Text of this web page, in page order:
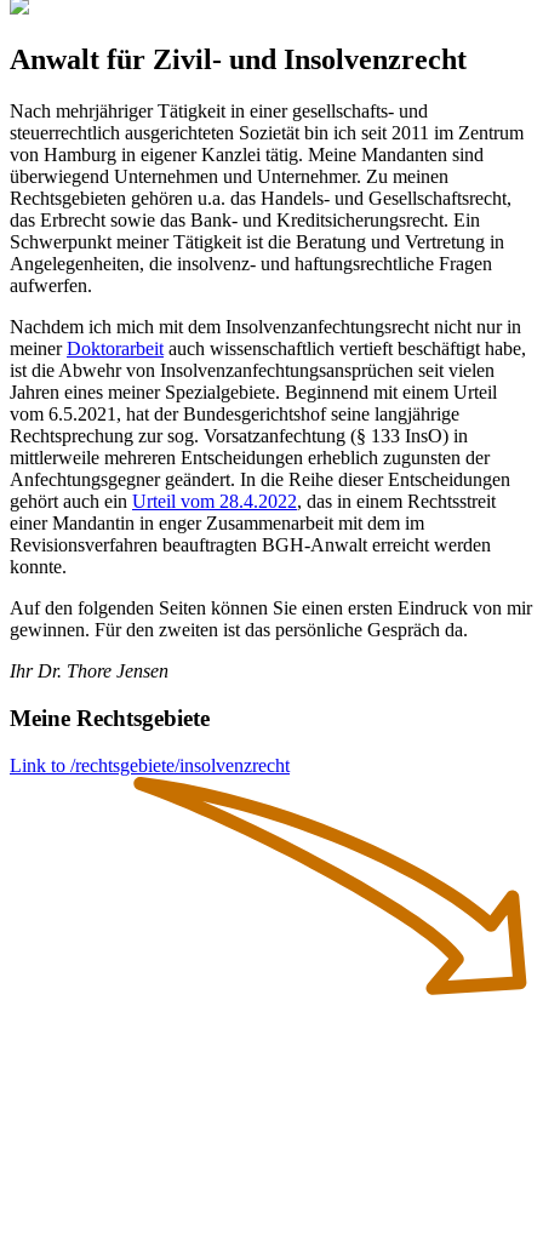
Anwalt für Zivil- und Insolvenzrecht
Nach mehrjähriger Tätigkeit in einer gesellschafts- und
steuerrechtlich ausgerichteten Sozietät bin ich seit 2011 im Zentrum
von Hamburg in eigener Kanzlei tätig. Meine Mandanten sind
überwiegend Unternehmen und Unternehmer. Zu meinen
Rechtsgebieten gehören u.a. das Handels- und Gesellschaftsrecht,
das Erbrecht sowie das Bank- und Kreditsicherungsrecht. Ein
Schwerpunkt meiner Tätigkeit ist die Beratung und Vertretung in
Angelegenheiten, die insolvenz- und haftungsrechtliche Fragen
aufwerfen.
Nachdem ich mich mit dem Insolvenzanfechtungsrecht nicht nur in
meinerDoktorarbeit auch wissenschaftlich vertieft beschäftigt habe,
ist die Abwehr von Insolvenzanfechtungsansprüchen seit vielen
Jahren eines meiner Spezialgebiete. Beginnend mit einem Urteil
vom 6.5.2021, hat der Bundesgerichtshof seine langjährige
Rechtsprechung zur sog. Vorsatzanfechtung (§ 133 InsO) in
mittlerweile mehreren Entscheidungen erheblich zugunsten der
Anfechtungsgegner geändert. In die Reihe dieser Entscheidungen
gehört auch ein Urteil vom 28.4.2022, das in einem Rechtsstreit
einer Mandantin in enger Zusammenarbeit mit dem im
Revisionsverfahren beauftragten BGH-Anwalt erreicht werden
konnte.
Auf den folgenden Seiten können Sie einen ersten Eindruck von mir
gewinnen. Für den zweiten ist das persönliche Gespräch da.
Ihr Dr. Thore Jensen
Meine Rechtsgebiete
Link to /rechtsgebiete/insolvenzrecht